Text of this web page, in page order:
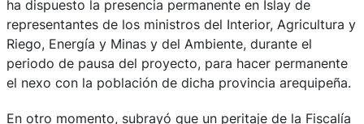
ha dispuesto la presencia permanente en Islay de
representantes de los ministros del Interior, Agricultura y
Riego, Energía y Minas y del Ambiente, durante el
periodo de pausa del proyecto, para hacer permanente
el nexo con la población de dicha provincia arequipeña.
En otro momento, subrayó que un peritaje de la Fiscalía